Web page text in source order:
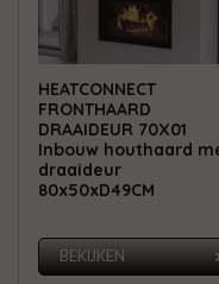
HEATCONNECT
FRONTHAARD
DRAAIDEUR 70X01
Inbouw houthaard
draaideur
80x50xD49CM
BEKIJKEN